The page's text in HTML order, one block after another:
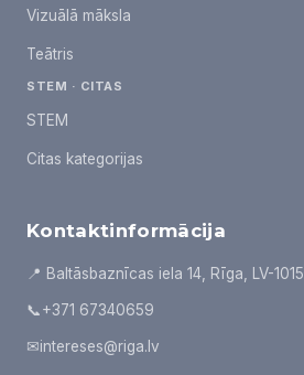
Vizuālā māksla
Teātris
STEM · CITAS
STEM
Citas kategorijas
Kontaktinformācija
📍 Baltāsbaznīcas iela 14, Rīga, LV-1015
📞+371 67340659
✉intereses@riga.lv